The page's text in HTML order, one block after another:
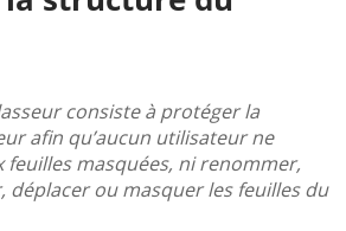
consiste à protéger la
afin qu’aucun utilisateur ne
feuilles masquées, ni renommer,
déplacer ou masquer les feuilles du